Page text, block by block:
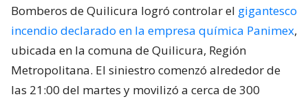
Bomberos de Quilicura logró controlar el gigantesco
incendio declarado en la empresa química Panimex,
ubicada en la comuna de Quilicura, Región
Metropolitana. El siniestro comenzó alrededor de
las 21:00 del martes y movilizó a cerca de 300